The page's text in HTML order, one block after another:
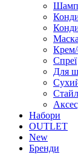
Маска
Крем/
Спреї
Для
Набори
OUTLET
New
Бренди